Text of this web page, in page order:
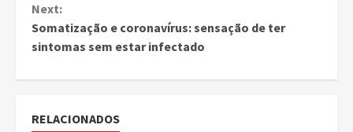
Next:
Somatização e coronavírus: sensação de ter
sintomas sem estar infectado
RELACIONADOS